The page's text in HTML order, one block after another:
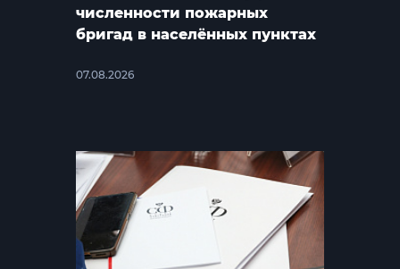
численности пожарных
бригад в населённых пунктах
07.08.2026